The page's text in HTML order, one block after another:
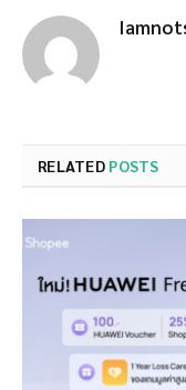
RELATED POSTS